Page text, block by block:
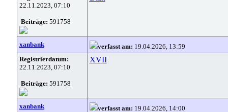
22.11.2023, 07:10
Beiträge: 591758
xanbank verfasst am: 19.04.2026, 13:59
Registrierdatum:
22.11.2023, 07:10
Beiträge: 591758
XVII
xanbank verfasst am: 19.04.2026, 14:00